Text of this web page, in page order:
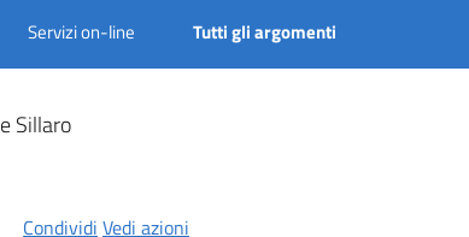
Servizi on-line Tutti gli argomenti
Sillaro
Condividi Vedi azioni